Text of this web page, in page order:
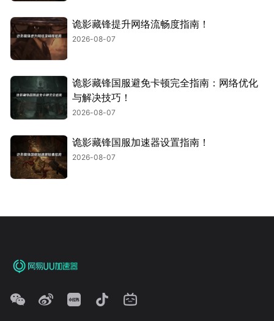
诡影藏锋提升网络流畅度指南！
2026-08-07
诡影藏锋国服避免卡顿完全指南：网络优化
与解决技巧！
2026-08-07
诡影藏锋国服加速器设置指南！
2026-08-07